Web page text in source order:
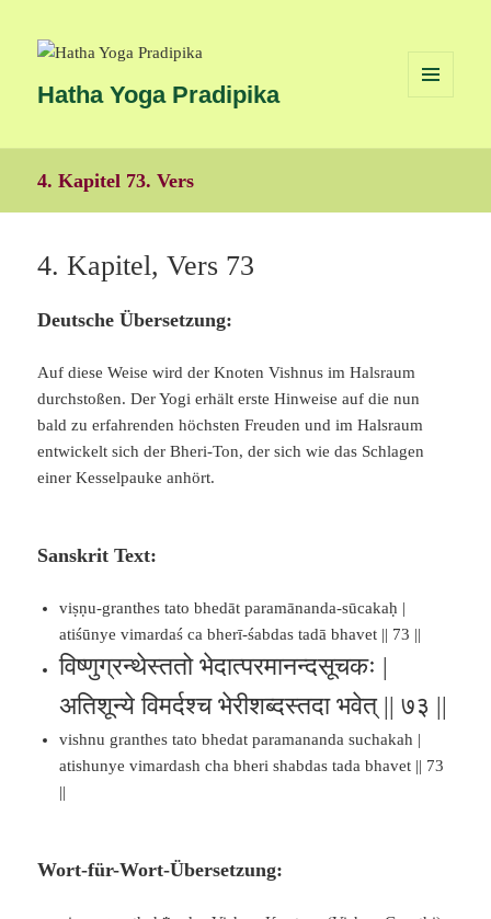
Hatha Yoga Pradipika
4. Kapitel 73. Vers
4. Kapitel, Vers 73
Deutsche Übersetzung:
Auf diese Weise wird der Knoten Vishnus im Halsraum
durchstoßen. Der Yogi erhält erste Hinweise auf die nun
bald zu erfahrenden höchsten Freuden und im Halsraum
entwickelt sich der Bheri-Ton, der sich wie das Schlagen
einer Kesselpauke anhört.
Sanskrit Text:
viṣṇu-granthes tato bhedāt paramānanda-sūcakaḥ |
atiśūnye vimardaś ca bherī-śabdas tadā bhavet || 73 ||
विष्णुग्रन्थेस्ततो भेदात्परमानन्दसूचकः |
अतिशून्ये विमर्दश्च भेरीशब्दस्तदा भवेत् || ७३ ||
vishnu granthes tato bhedat paramananda suchakah |
atishunye vimardash cha bheri shabdas tada bhavet || 73
||
Wort-für-Wort-Übersetzung: